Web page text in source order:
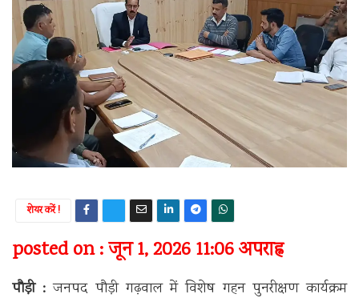
शेयर करें !
posted on : जून 1, 2026 11:06 अपराह्न
पौड़ी : जनपद पौड़ी गढ़वाल में विशेष गहन पुनरीक्षण कार्यक्रम